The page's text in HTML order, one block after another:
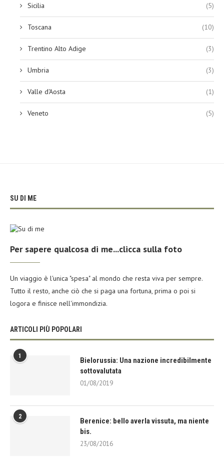
Sicilia (5)
Toscana (10)
Trentino Alto Adige (3)
Umbria (3)
Valle d'Aosta (1)
Veneto (5)
SU DI ME
Per sapere qualcosa di me...clicca sulla foto
Un viaggio è l'unica "spesa" al mondo che resta viva per sempre.
Tutto il resto, anche ciò che si paga una fortuna, prima o poi si
logora e finisce nell'immondizia.
ARTICOLI PIÙ POPOLARI
1
Bielorussia: Una nazione incredibilmente
sottovalutata
01/08/2019
2
Berenice: bello averla vissuta, ma niente
bis.
23/08/2016